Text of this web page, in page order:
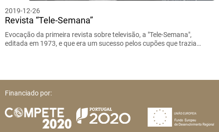
2019-12-26
Revista “Tele-Semana”
Evocação da primeira revista sobre televisão, a "Tele-Semana",
editada em 1973, e que era um sucesso pelos cupões que trazia…
Financiado por: